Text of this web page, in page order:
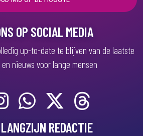
OP SOCIAL MEDIA
up-to-date te blijven van de laatste
nieuws voor lange mensen
REDACTIE